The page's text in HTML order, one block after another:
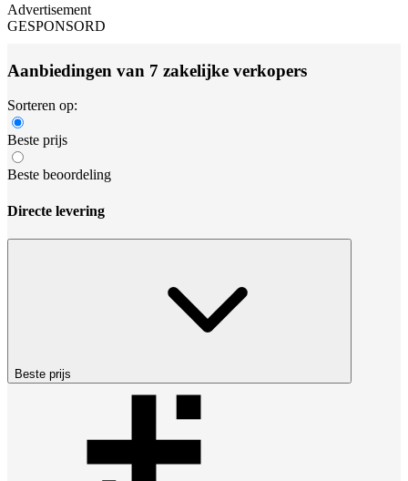
Advertisement
GESPONSORD
Aanbiedingen van 7 zakelijke verkopers
Sorteren op:
Beste prijs
Beste beoordeling
Directe levering
Beste prijs